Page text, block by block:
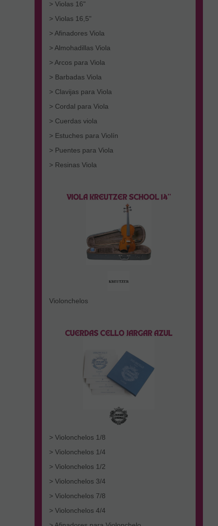
> Violas 16"
> Violas 16,5"
> Afinadores Viola
> Almohadillas Viola
> Arcos para Viola
> Barbadas Viola
> Clavijas para Viola
> Cordal para Viola
> Cuerdas viola
> Estuches para Violín
> Puentes para Viola
> Resinas Viola
Violonchelos
> Violonchelos 1/8
> Violonchelos 1/4
> Violonchelos 1/2
> Violonchelos 3/4
> Violonchelos 7/8
> Violonchelos 4/4